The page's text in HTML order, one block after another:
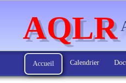
AQLR
Accueil Calendrier